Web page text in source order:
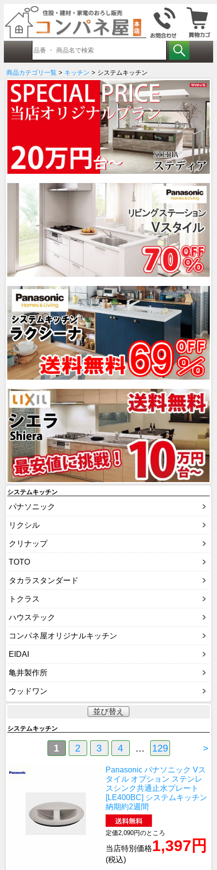
商品カテゴリ一覧 > キッチン > システムキッチン
システムキッチン
パナソニック
リクシル
クリナップ
TOTO
タカラスタンダード
トクラス
ハウステック
コンパネ屋オリジナルキッチン
EIDAI
亀井製作所
ウッドワン
並び替え
システムキッチン
>
1 2 3 4 … 129
Panasonic パナソニック Vス
タイル オプション ステンレ
スシンク共通止水プレート
[LE400BC] システムキッチン
納期約2週間
定価2,090円のところ
当店特別価格1,397円
(税込)